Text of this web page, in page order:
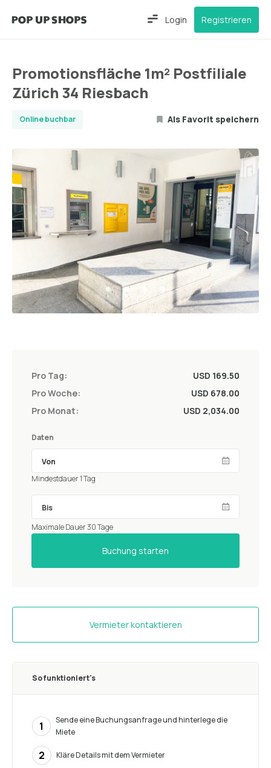
Login Registrieren
Promotionsfläche 1m² Postfiliale
Zürich 34 Riesbach
Online buchbar Als Favorit speichern
Pro Tag:
Pro Woche:
Pro Monat:
USD 169.50
USD 678.00
USD 2,034.00
Daten
Mindestdauer 1 Tag
Maximale Dauer 30 Tage
Buchung starten
Vermieter kontaktieren
So funktioniert's
1
Sende eine Buchungsanfrage und hinterlege die
Miete
2 Kläre Details mit dem Vermieter